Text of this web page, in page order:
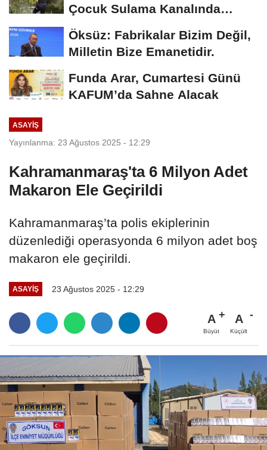
Çocuk Sulama Kanalında
Bulundu
Öksüz: Fabrikalar Bizim Değil,
Milletin Bize Emanetidir.
Funda Arar, Cumartesi Günü
KAFUM’da Sahne Alacak
ASAYİŞ
Yayınlanma: 23 Ağustos 2025 - 12:29
Kahramanmaraş'ta 6 Milyon Adet
Makaron Ele Geçirildi
Kahramanmaraş’ta polis ekiplerinin
düzenlediği operasyonda 6 milyon adet boş
makaron ele geçirildi.
ASAYİŞ 23 Ağustos 2025 - 12:29
A
Büyüt
A
Küçült